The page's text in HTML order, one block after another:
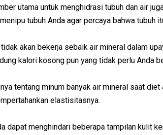
utama untuk menghidrasi tubuh dan air
tubuh Anda agar percaya bahwa tubuh
akan bekerja sebaik air mineral dalam
kalori kosong pun yang tidak perlu Anda
tentang minum banyak air mineral saat diet
elastisitasnya.
dapat menghindari beberapa tampilan kulit